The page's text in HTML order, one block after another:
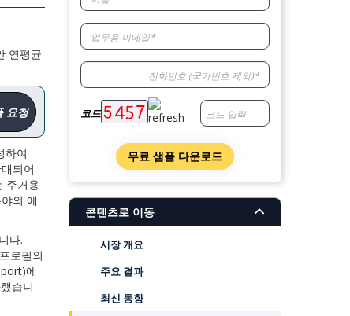
연평균
요청
하여
되어
주거용
의 에
다.
로필의
에
습니
코드
무료 샘플 다운로드
콘텐츠로 이동
시장 개요
주요 결과
최신 동향